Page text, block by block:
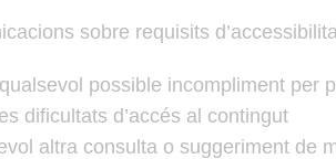
sobre requisits
possible incompliment per
dificultats d’accés al contingut
altra consulta o suggeriment de